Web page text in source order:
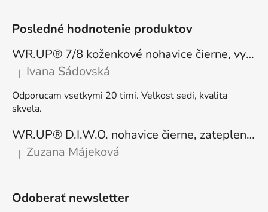
Posledné hodnotenie produktov
WR.UP® 7/8 koženkové nohavice čierne, vysoký pás RE(MOVE) WRUP4HC006PREC, N
Hodnotenie produktu je 5 z 5 hviezdičiek.
| Ivana Sádovská
Odporucam vsetkymi 20 timi. Velkost sedi, kvalita
skvela.
WR.UP® D.I.W.O. nohavice čierne, zateplené, regular pás, WRUP1RF444, N
Hodnotenie produktu je 5 z 5 hviezdičiek.
| Zuzana Májeková
Odoberať newsletter